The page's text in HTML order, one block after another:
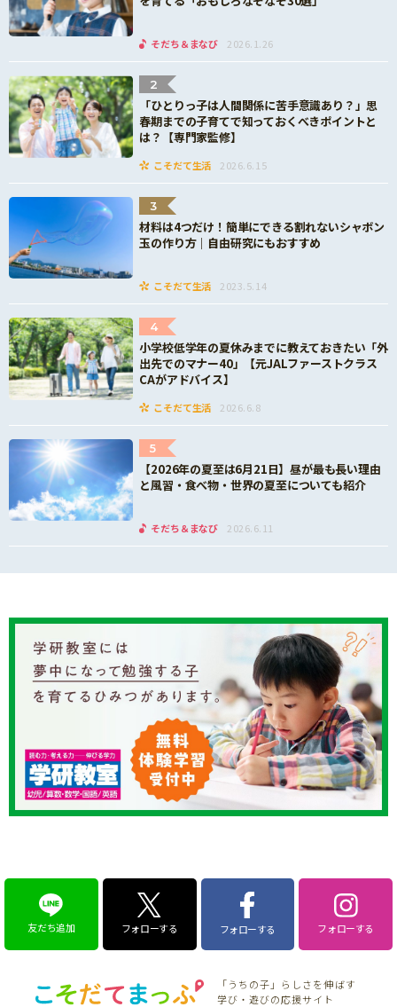
そだち＆まなび 2026.1.26
2
「ひとりっ子は人間関係に苦手意識あり？」思
春期までの子育てで知っておくべきポイントと
は？【専門家監修】
こそだて生活 2026.6.15
3
材料は4つだけ！簡単にできる割れないシャボン
玉の作り方｜自由研究にもおすすめ
こそだて生活 2023.5.14
4
小学校低学年の夏休みまでに教えておきたい「外
出先でのマナー40」【元JALファーストクラス
CAがアドバイス】
こそだて生活 2026.6.8
5
【2026年の夏至は6月21日】昼が最も長い理由
と風習・食べ物・世界の夏至についても紹介
そだち＆まなび 2026.6.11
友だち追加 フォローする フォローする フォローする
「うちの子」らしさを伸ばす
学び・遊びの応援サイト